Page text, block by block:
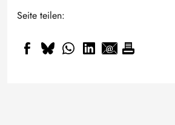
Seite teilen: